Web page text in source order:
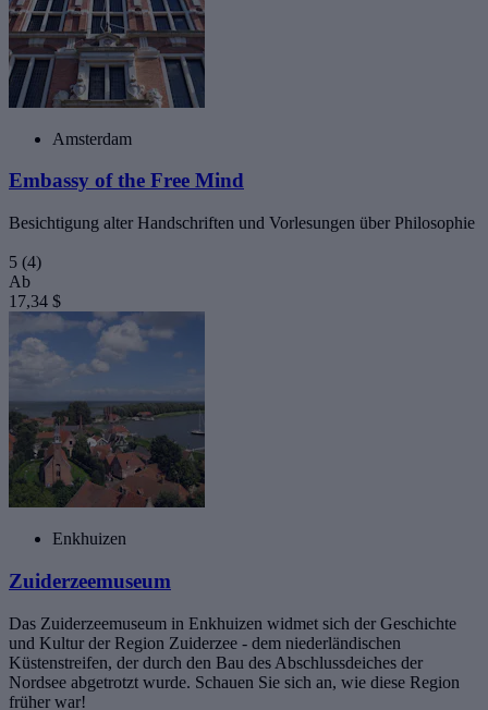
Amsterdam
Embassy of the Free Mind
Besichtigung alter Handschriften und Vorlesungen über Philosophie
5 (4)
Ab
17,34 $
Enkhuizen
Zuiderzeemuseum
Das Zuiderzeemuseum in Enkhuizen widmet sich der Geschichte
und Kultur der Region Zuiderzee - dem niederländischen
Küstenstreifen, der durch den Bau des Abschlussdeiches der
Nordsee abgetrotzt wurde. Schauen Sie sich an, wie diese Region
früher war!